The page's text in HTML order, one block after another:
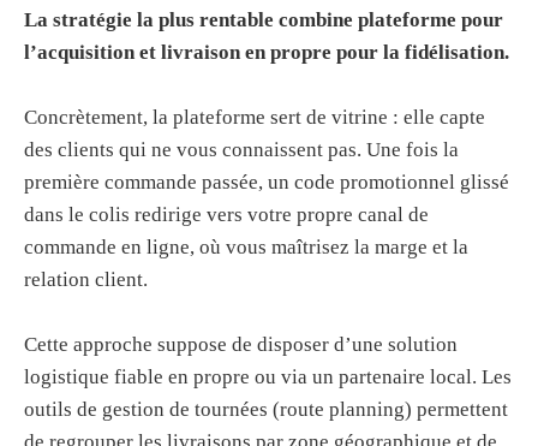
La stratégie la plus rentable combine plateforme pour
l’acquisition et livraison en propre pour la fidélisation.
Concrètement, la plateforme sert de vitrine : elle capte
des clients qui ne vous connaissent pas. Une fois la
première commande passée, un code promotionnel glissé
dans le colis redirige vers votre propre canal de
commande en ligne, où vous maîtrisez la marge et la
relation client.
Cette approche suppose de disposer d’une solution
logistique fiable en propre ou via un partenaire local. Les
outils de gestion de tournées (route planning) permettent